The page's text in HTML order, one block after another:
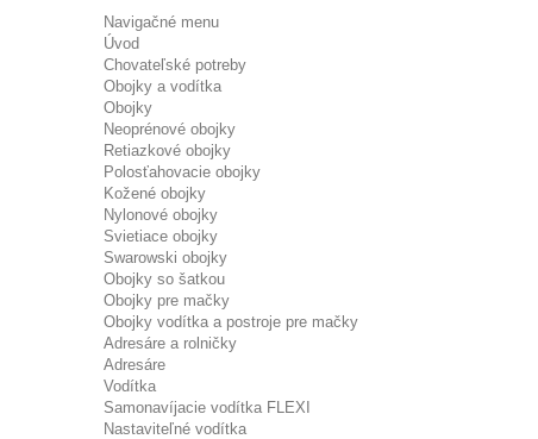
Navigačné menu
Úvod
Chovateľské potreby
Obojky a vodítka
Obojky
Neoprénové obojky
Retiazkové obojky
Polosťahovacie obojky
Kožené obojky
Nylonové obojky
Svietiace obojky
Swarowski obojky
Obojky so šatkou
Obojky pre mačky
Obojky vodítka a postroje pre mačky
Adresáre a rolničky
Adresáre
Vodítka
Samonavíjacie vodítka FLEXI
Nastaviteľné vodítka